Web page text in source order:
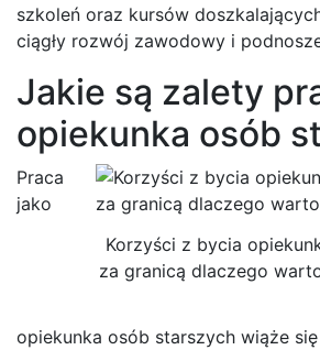
szkoleń oraz kursów
ciągły rozwój zawodowy i
Jakie są zalety
opiekunka osób
Korzyści z bycia
za granicą dlaczego
Praca
jako
opiekunka osób starszych wiąże